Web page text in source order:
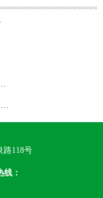
…
路118号
线：